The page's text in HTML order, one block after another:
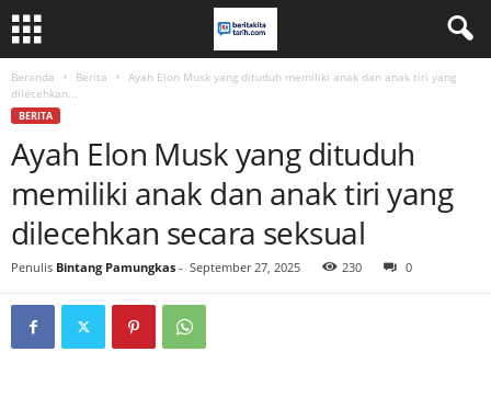
Beranda Berita
Ayah Elon Musk yang dituduh memiliki anak dan anak tiri yang
dilecehkan...
BERITA
Ayah Elon Musk yang dituduh
memiliki anak dan anak tiri yang
dilecehkan secara seksual
Penulis Bintang Pamungkas - September 27, 2025 230 0